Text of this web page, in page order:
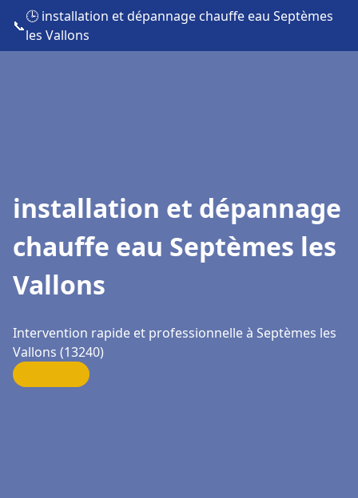
📞
🕒 installation et dépannage chauffe eau Septèmes
les Vallons
installation et dépannage
chauffe eau Septèmes les
Vallons
Intervention rapide et professionnelle à Septèmes les
Vallons (13240)